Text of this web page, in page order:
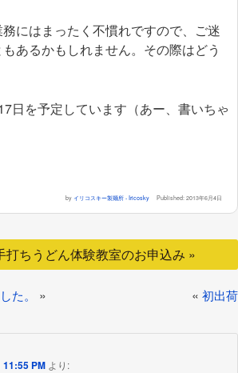
にはまったく不慣れですので、ご迷
あるかもしれません。その際はどう
日を予定しています（あー、書いちゃ
by イリコスキー製麺所 - Iricosky Published:2013年6月4日
打ちうどん体験教室のお申込み »
« 初出荷
た。 »
11:55 PM より: